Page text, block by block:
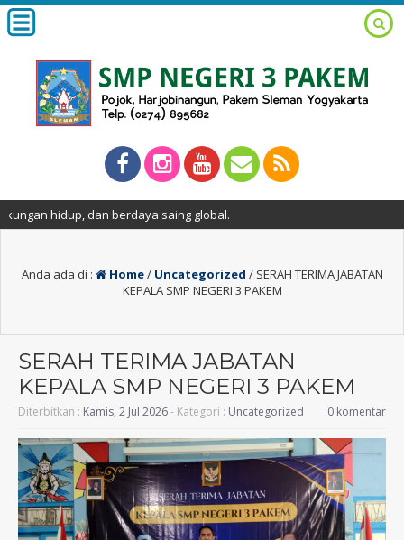
saing global.
Anda ada di : Home/ Uncategorized / SERAH TERIMA JABATAN
KEPALA SMP NEGERI 3 PAKEM
SERAH TERIMA JABATAN
KEPALA SMP NEGERI 3 PAKEM
Diterbitkan : Kamis, 2 Jul 2026- Kategori : Uncategorized 0 komentar